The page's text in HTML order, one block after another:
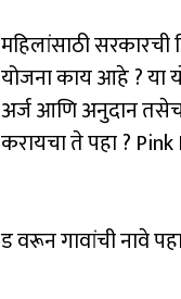
महिलांसाठी सरकारची
योजना काय आहे ? या
अर्ज आणि अनुदान
करायचा ते पहा ?
ड वरून गावांची नावे